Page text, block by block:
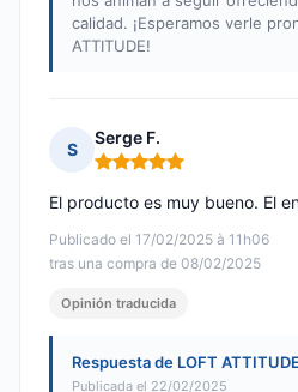
calidad. ¡Esperamos verle
ATTITUDE!
S
Serge F.
Nota: 5 de 5
Publicado el 17/02/2025 à 11h06
tras una compra de 08/02/2025
El producto es muy bueno. El
Opinión traducida
Respuesta de LOFT ATTITUDE
Publicada el 22/02/2025